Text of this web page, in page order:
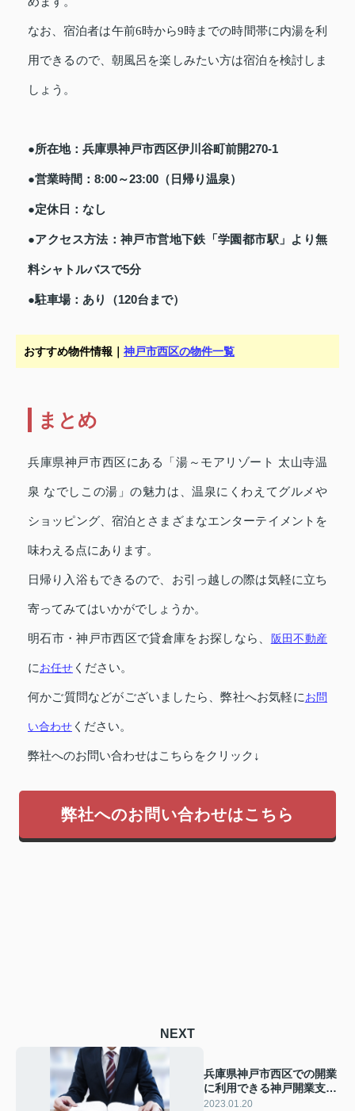
なお、宿泊者は午前6時から9時までの時間帯に内湯を利
用できるので、朝風呂を楽しみたい方は宿泊を検討しま
しょう。
●所在地：兵庫県神戸市西区伊川谷町前開270-1
●営業時間：8:00～23:00（日帰り温泉）
●定休日：なし
●アクセス方法：神戸市営地下鉄「学園都市駅」より無
料シャトルバスで5分
●駐車場：あり（120台まで）
おすすめ物件情報｜ 神戸市西区の物件一覧
まとめ
兵庫県神戸市西区にある「湯～モアリゾート 太山寺温
泉 なでしこの湯」の魅力は、温泉にくわえてグルメや
ショッピング、宿泊とさまざまなエンターテイメントを
味わえる点にあります。
日帰り入浴もできるので、お引っ越しの際は気軽に立ち
寄ってみてはいかがでしょうか。
明石市・神戸市西区で貸倉庫をお探しなら、 阪田不動産
にお任せ ください。
何かご質問などがございましたら、弊社へお気軽にお問
い合わせ ください。
弊社へのお問い合わせはこちらをクリック↓
弊社へのお問い合わせはこちら
NEXT
兵庫県神戸市西区での開業
に利用できる神戸開業支援
コンシェルジュとは
2023.01.20